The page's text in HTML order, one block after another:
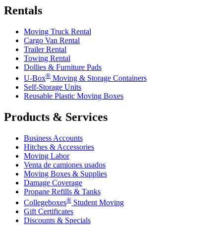
Rentals
Moving Truck Rental
Cargo Van Rental
Trailer Rental
Towing Rental
Dollies & Furniture Pads
U-Box® Moving & Storage Containers
Self-Storage Units
Reusable Plastic Moving Boxes
Products & Services
Business Accounts
Hitches & Accessories
Moving Labor
Venta de camiones usados
Moving Boxes & Supplies
Damage Coverage
Propane Refills & Tanks
Collegeboxes® Student Moving
Gift Certificates
Discounts & Specials